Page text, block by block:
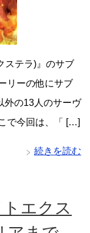
ステラ)』のサブ
リーの他にサブ
外の13人のサーヴ
で今回は、「 […]
続きを読む
エクス